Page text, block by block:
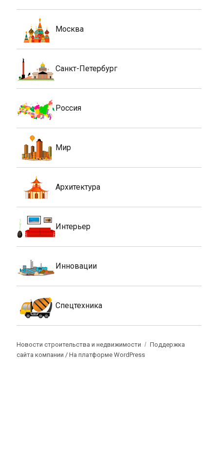
Москва
Санкт-Петербург
Россия
Мир
Архитектура
Интерьер
Инновации
Спецтехника
Новости строительства и недвижимости
Поддержка
сайта компании /На платформе WordPress